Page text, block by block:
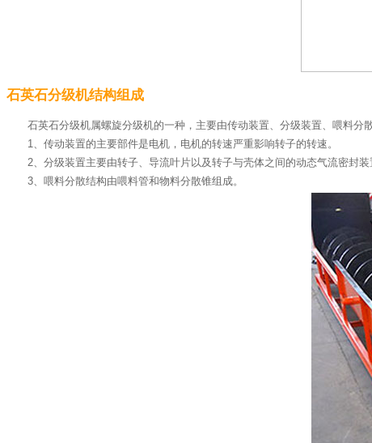
石英石分级机结构组成
石英石分级机属螺旋分级机的一种，主要由传动装置、分级装置、喂料分
1、传动装置的主要部件是电机，电机的转速严重影响转子的转速。
2、分级装置主要由转子、导流叶片以及转子与壳体之间的动态气流密封装
3、喂料分散结构由喂料管和物料分散锥组成。